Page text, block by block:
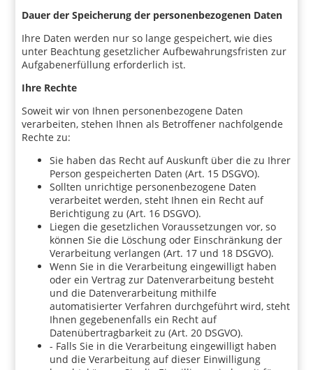
Dauer der Speicherung der personenbezogenen Daten
Ihre Daten werden nur so lange gespeichert, wie dies
unter Beachtung gesetzlicher Aufbewahrungsfristen zur
Aufgabenerfüllung erforderlich ist.
Ihre Rechte
Soweit wir von Ihnen personenbezogene Daten
verarbeiten, stehen Ihnen als Betroffener nachfolgende
Rechte zu:
Sie haben das Recht auf Auskunft über die zu Ihrer
Person gespeicherten Daten (Art. 15 DSGVO).
Sollten unrichtige personenbezogene Daten
verarbeitet werden, steht Ihnen ein Recht auf
Berichtigung zu (Art. 16 DSGVO).
Liegen die gesetzlichen Voraussetzungen vor, so
können Sie die Löschung oder Einschränkung der
Verarbeitung verlangen (Art. 17 und 18 DSGVO).
Wenn Sie in die Verarbeitung eingewilligt haben
oder ein Vertrag zur Datenverarbeitung besteht
und die Datenverarbeitung mithilfe
automatisierter Verfahren durchgeführt wird, steht
Ihnen gegebenenfalls ein Recht auf
Datenübertragbarkeit zu (Art. 20 DSGVO).
- Falls Sie in die Verarbeitung eingewilligt haben
und die Verarbeitung auf dieser Einwilligung